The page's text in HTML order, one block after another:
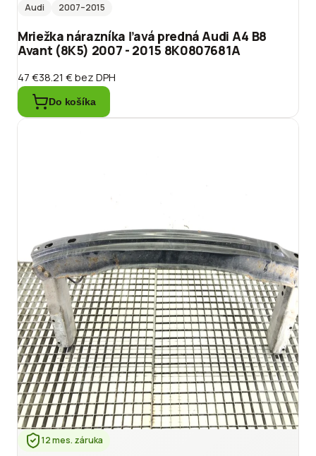
Audi
2007–2015
Mriežka nárazníka ľavá predná Audi A4 B8
Avant (8K5) 2007 - 2015 8K0807681A
47 €38.21 €bez DPH
Do košíka
12 mes. záruka